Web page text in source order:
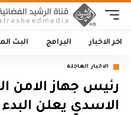
اخر الاخبار البرامج البث
الاخبار العاجلة
رئيس جهاز الامن
الاسدي يعلن البدء